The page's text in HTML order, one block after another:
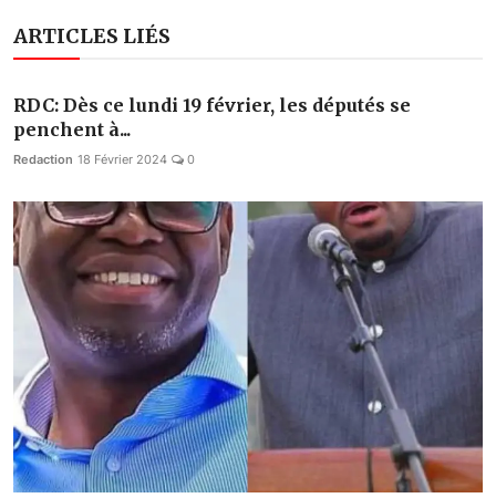
ARTICLES LIÉS
RDC: Dès ce lundi 19 février, les députés se
penchent à...
Redaction 18 Février 2024 0